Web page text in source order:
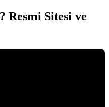
Resmi Sitesi ve